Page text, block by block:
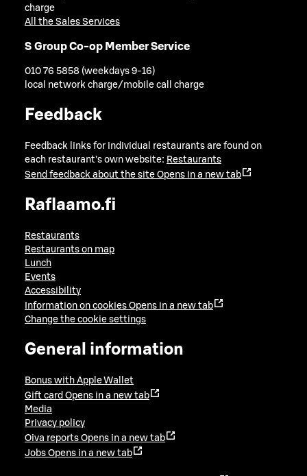
charge
All the Sales Services
S Group Co-op Member Service
010 76 5858 (weekdays 9-16)
local network charge/mobile call charge
Feedback
Feedback links for individual restaurants are found on
each restaurant's own website: Restaurants
Send feedback about the site Opens in a new tab
Raflaamo.fi
Restaurants
Restaurants on map
Lunch
Events
Accessibility
Information on cookies Opens in a new tab
Change the cookie settings
General information
Bonus with Apple Wallet
Gift card Opens in a new tab
Media
Privacy policy
Oiva reports Opens in a new tab
Jobs Opens in a new tab